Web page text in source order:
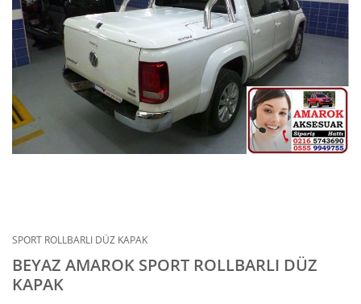
SPORT ROLLBARLI DÜZ KAPAK
BEYAZ AMAROK SPORT ROLLBARLI DÜZ
KAPAK